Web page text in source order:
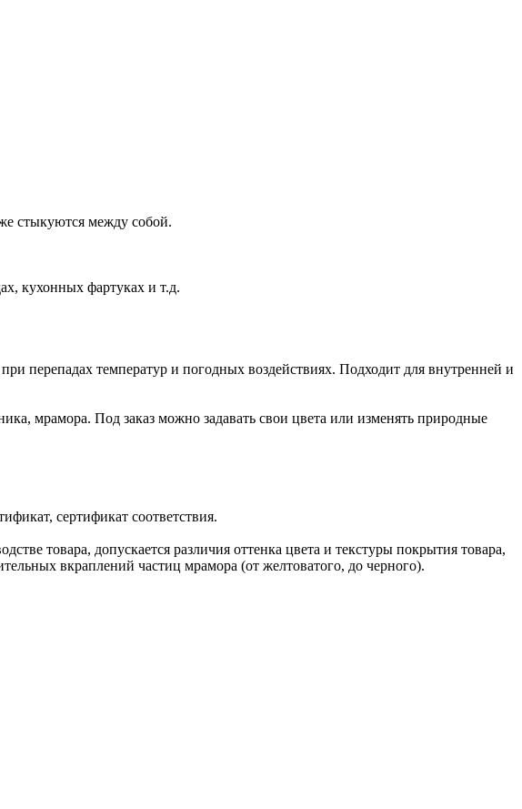
стыкуются между собой.
кухонных фартуках и т.д.
перепадах температур и погодных воздействиях. Подходит для внутренней и
мрамора. Под заказ можно задавать свои цвета или изменять природные
сертификат соответствия.
товара, допускается различия оттенка цвета и текстуры покрытия товара,
вкраплений частиц мрамора (от желтоватого, до черного).